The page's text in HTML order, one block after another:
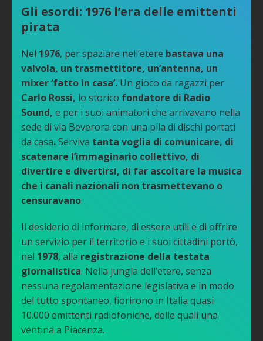
Gli esordi: 1976 l’era delle emittenti
pirata
Nel 1976, per spaziare nell’etere bastava una
valvola, un trasmettitore, un’antenna, un
mixer ‘fatto in casa’. Un gioco da ragazzi per
Carlo Rossi, lo storico fondatore di Radio
Sound, e per i suoi animatori che arrivavano nella
sede di via Beverora con una pila di dischi portati
da casa.Serviva tanta voglia di comunicare, di
scatenare l’immaginario collettivo, di
divertire e divertirsi, di far ascoltare la musica
che i canali nazionali non trasmettevano o
censuravano.
Il desiderio di informare, di essere utili e di offrire
un servizio per il territorio e i suoi cittadini portò,
nel 1978, alla registrazione della testata
giornalistica. Nella jungla dell’etere, senza
nessuna regolamentazione legislativa e in modo
del tutto spontaneo, fiorirono in Italia quasi
10.000 emittenti radiofoniche, delle quali una
ventina a Piacenza.